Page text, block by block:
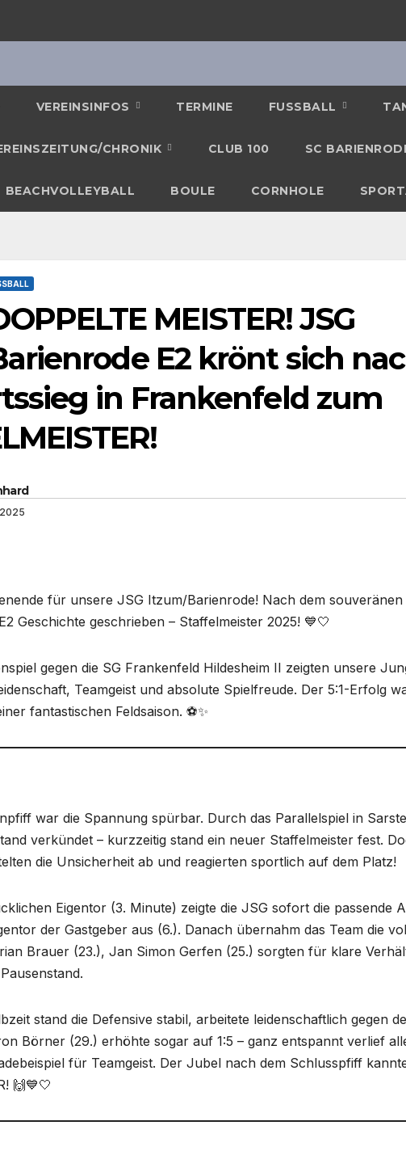
VEREINSINFOS TERMINE FUSSBALL
CHRONIK CLUB 100 SC
BEACHVOLLEYBALL BOULE CORNHOLE
MEISTER! JSG
E2 krönt sich
in Frankenfeld zum
für unsere JSG Itzum/Barienrode! Nach dem
Geschichte geschrieben – Staffelmeister 2025! 💙🤍
gegen die SG Frankenfeld Hildesheim II zeigten unsere
Teamgeist und absolute Spielfreude. Der 5:1-Erfolg
fantastischen Feldsaison. ⚽✨
war die Spannung spürbar. Durch das Parallelspiel in
verkündet – kurzzeitig stand ein neuer Staffelmeister fest.
die Unsicherheit ab und reagierten sportlich auf dem Platz!
Eigentor (3. Minute) zeigte die JSG sofort die passende
der Gastgeber aus (6.). Danach übernahm das Team die
Brauer (23.), Jan Simon Gerfen (25.) sorgten für klare
stand die Defensive stabil, arbeitete leidenschaftlich gegen
Börner (29.) erhöhte sogar auf 1:5 – ganz entspannt verlief
für Teamgeist. Der Jubel nach dem Schlusspfiff
🙌💙🤍